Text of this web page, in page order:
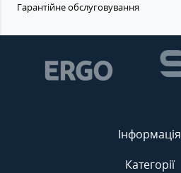
Гарантійне обслуговування
Інформація
Категорії